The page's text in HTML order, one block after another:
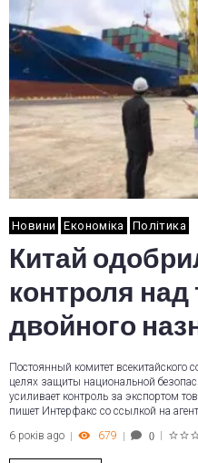
Новини Економіка Політика
Китай
контроля
двойного
Постоянный комитет всекитайского
целях защиты национальной
усиливает контроль за экспортом
пишет Интерфакс со ссылкой на
6 років ago
679 0